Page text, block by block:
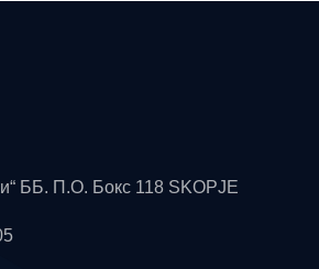
ББ. П.О. Бокс 118 SKOPJE